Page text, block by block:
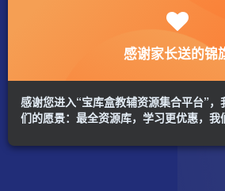
感谢家长送的锦
感谢您进入“宝库盒教辅资源集合平台”
们的愿景：最全资源库，学习更优惠，我